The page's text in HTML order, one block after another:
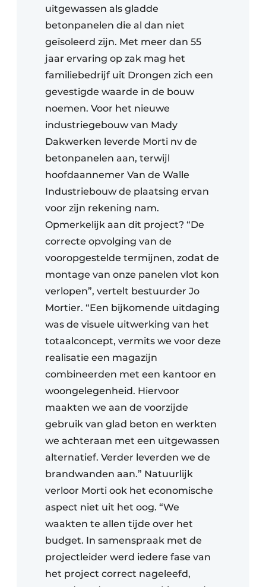
uitgewassen als gladde
betonpanelen die al dan niet
geïsoleerd zijn. Met meer dan 55
jaar ervaring op zak mag het
familiebedrijf uit Drongen zich een
gevestigde waarde in de bouw
noemen. Voor het nieuwe
industriegebouw van Mady
Dakwerken leverde Morti nv de
betonpanelen aan, terwijl
hoofdaannemer Van de Walle
Industriebouw de plaatsing ervan
voor zijn rekening nam.
Opmerkelijk aan dit project? “De
correcte opvolging van de
vooropgestelde termijnen, zodat de
montage van onze panelen vlot kon
verlopen”, vertelt bestuurder Jo
Mortier. “Een bijkomende uitdaging
was de visuele uitwerking van het
totaalconcept, vermits we voor deze
realisatie een magazijn
combineerden met een kantoor en
woongelegenheid. Hiervoor
maakten we aan de voorzijde
gebruik van glad beton en werkten
we achteraan met een uitgewassen
alternatief. Verder leverden we de
brandwanden aan.” Natuurlijk
verloor Morti ook het economische
aspect niet uit het oog. “We
waakten te allen tijde over het
budget. In samenspraak met de
projectleider werd iedere fase van
het project correct nageleefd,